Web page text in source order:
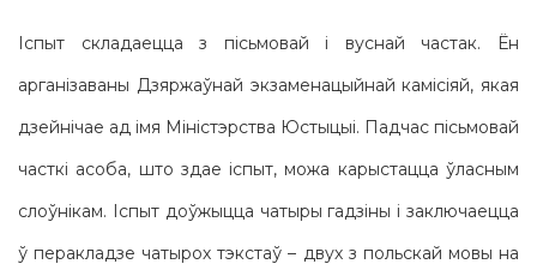
Іспыт складаецца з пісьмовай і вуснай частак. Ён
арганізаваны Дзяржаўнай экзаменацыйнай камісіяй, якая
дзейнічае ад імя Міністэрства Юстыцыі. Падчас пісьмовай
часткі асоба, што здае іспыт, можа карыстацца ўласным
слоўнікам. Іспыт доўжыцца чатыры гадзіны і заключаецца
ў перакладзе чатырох тэкстаў – двух з польскай мовы на